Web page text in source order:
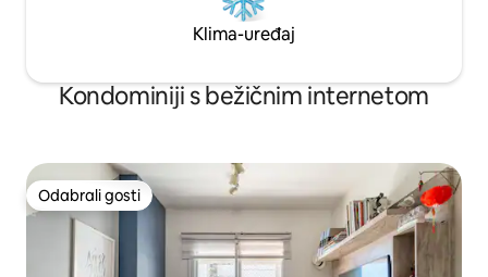
Klima-uređaj
Kondominiji s bežičnim internetom
Odabrali gosti
Odabrali gosti